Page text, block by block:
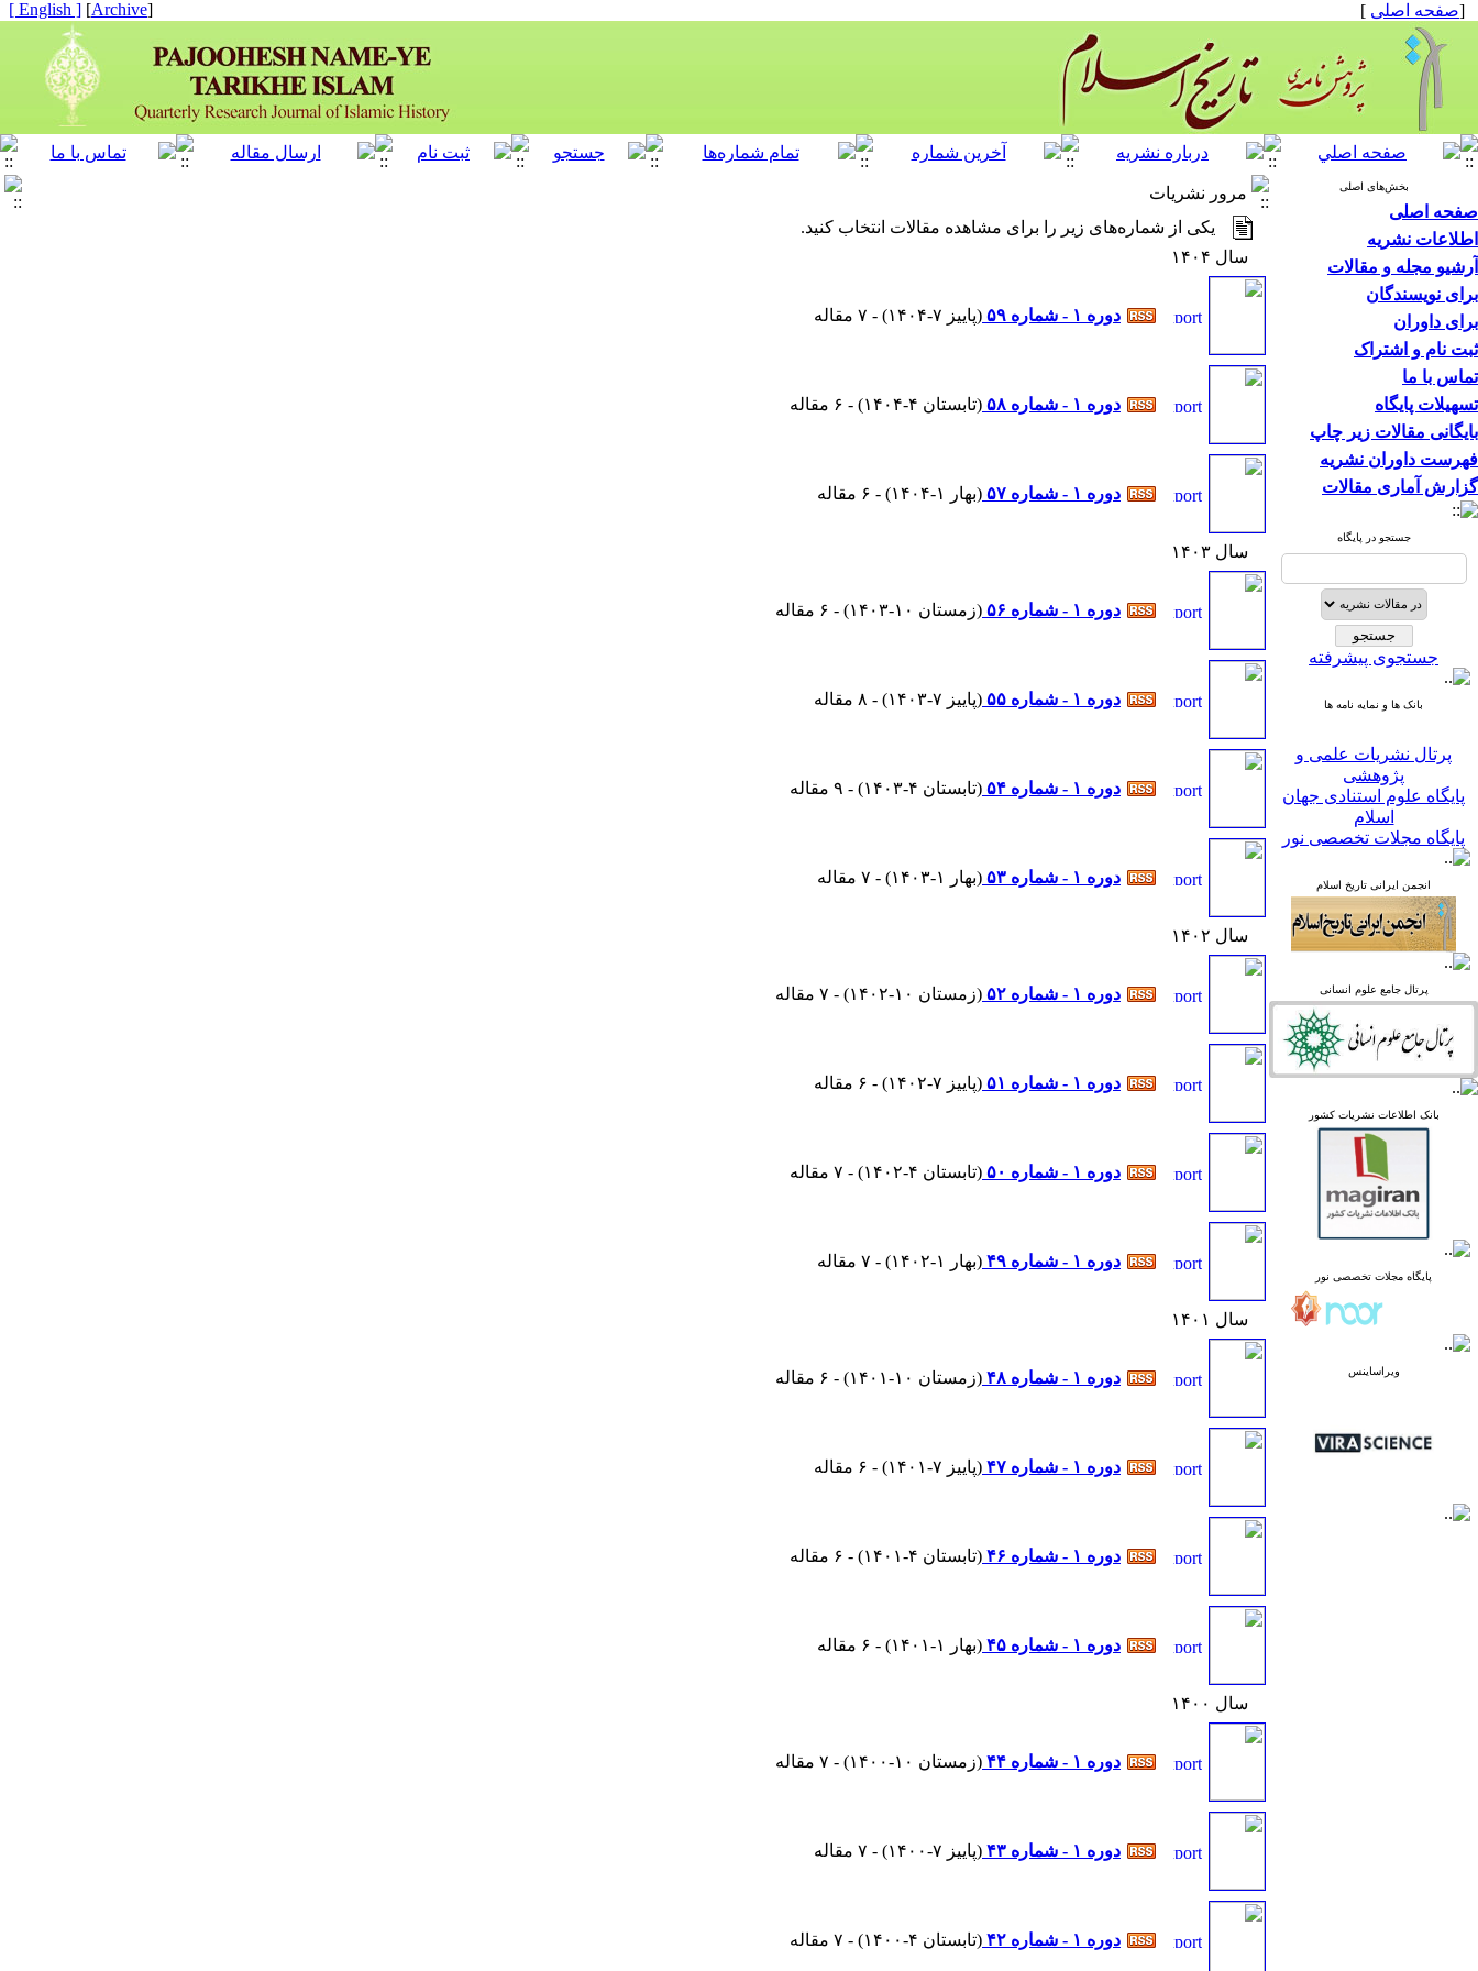
[صفحه اصلی ]
[
Archive
]
[ English ]
بخش‌های اصلی
صفحه اصلی
اطلاعات نشریه
آرشیو مجله و مقالات
برای نویسندگان
برای داوران
ثبت نام و اشتراک
تماس با ما
تسهیلات پایگاه
بایگانی مقالات زیر چاپ
فهرست داوران نشریه
گزارش آماری مقالات
جستجو در پایگاه
جستجوی پیشرفته
بانک ها و نمایه نامه ها
پرتال نشریات علمی و
پژوهشی
پایگاه علوم استنادی جهان
اسلام
پایگاه مجلات تخصصی نور
پایگاه مرکز اطلاعات جهاد
پرتال جامع علوم انسانی
بانک اطلاعات نشریات
کشور
google scholar
linked in
Academia
پرتال نشریات علمی و
پژوهشی
پایگاه علوم استنادی جهان
اسلام
پایگاه مجلات تخصصی نور
پایگاه مرکز اطلاعات جهاد
دانشگاهی
پرتال جامع علوم انسانی
بانک اطلاعات نشریات
google scholar
Academia
انجمن ایرانی تاریخ اسلام
پرتال جامع علوم انسانی
بانک اطلاعات نشریات کشور
پایگاه مجلات تخصصی نور
ویراساینس
مرور نشریات
یکی از شماره‌های زیر را برای مشاهده مقالات انتخاب کنید.
سال ۱۴۰۴
دوره ۱ - شماره ۵۹ (پاییز ۷-۱۴۰۴ ) - ۷ مقاله
دوره ۱ - شماره ۵۸ (تابستان ۴-۱۴۰۴ ) - ۶ مقاله
دوره ۱ - شماره ۵۷ (بهار ۱-۱۴۰۴ ) - ۶ مقاله
سال ۱۴۰۳
دوره ۱ - شماره ۵۶ (زمستان ۱۰-۱۴۰۳ ) - ۶ مقاله
دوره ۱ - شماره ۵۵ (پاییز ۷-۱۴۰۳ ) - ۸ مقاله
دوره ۱ - شماره ۵۴ (تابستان ۴-۱۴۰۳ ) - ۹ مقاله
دوره ۱ - شماره ۵۳ (بهار ۱-۱۴۰۳ ) - ۷ مقاله
سال ۱۴۰۲
دوره ۱ - شماره ۵۲ (زمستان ۱۰-۱۴۰۲ ) - ۷ مقاله
دوره ۱ - شماره ۵۱ (پاییز ۷-۱۴۰۲ ) - ۶ مقاله
دوره ۱ - شماره ۵۰ (تابستان ۴-۱۴۰۲ ) - ۷ مقاله
دوره ۱ - شماره ۴۹ (بهار ۱-۱۴۰۲ ) - ۷ مقاله
سال ۱۴۰۱
دوره ۱ - شماره ۴۸ (زمستان ۱۰-۱۴۰۱ ) - ۶ مقاله
دوره ۱ - شماره ۴۷ (پاییز ۷-۱۴۰۱ ) - ۶ مقاله
دوره ۱ - شماره ۴۶ (تابستان ۴-۱۴۰۱ ) - ۶ مقاله
دوره ۱ - شماره ۴۵ (بهار ۱-۱۴۰۱ ) - ۶ مقاله
سال ۱۴۰۰
دوره ۱ - شماره ۴۴ (زمستان ۱۰-۱۴۰۰ ) - ۷ مقاله
دوره ۱ - شماره ۴۳ (پاییز ۷-۱۴۰۰ ) - ۷ مقاله
دوره ۱ - شماره ۴۲ (تابستان ۴-۱۴۰۰ ) - ۷ مقاله